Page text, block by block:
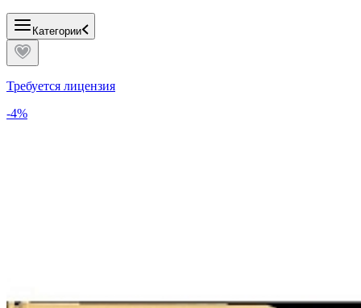
Категории
Требуется лицензия
-4%